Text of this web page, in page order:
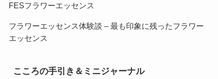
FESフラワーエッセンス
フラワーエッセンス体験談 – 最も印象に残ったフラワー
エッセンス
こころの手引き＆ミニジャーナル